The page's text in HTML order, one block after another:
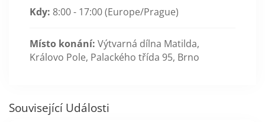
Kdy: 8:00 - 17:00(Europe/Prague)
Místo konání: Výtvarná dílna Matilda,
Královo Pole, Palackého třída 95, Brno
Související Události